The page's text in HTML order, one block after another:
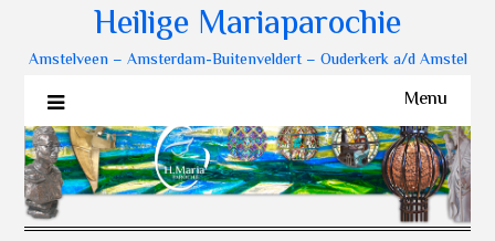
Heilige Mariaparochie
Amstelveen – Amsterdam-Buitenveldert – Ouderkerk a/d Amstel
Menu